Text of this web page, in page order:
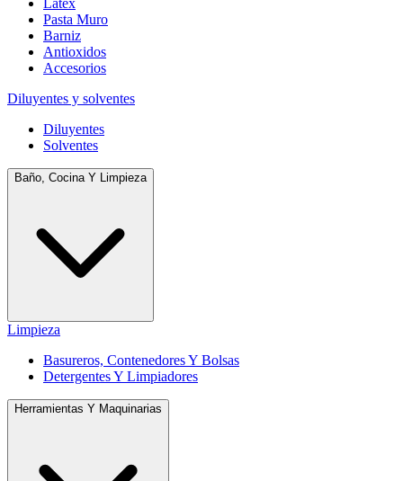
Latex
Pasta Muro
Barniz
Antioxidos
Accesorios
Diluyentes y solventes
Diluyentes
Solventes
Baño, Cocina Y Limpieza
Limpieza
Basureros, Contenedores Y Bolsas
Detergentes Y Limpiadores
Herramientas Y Maquinarias